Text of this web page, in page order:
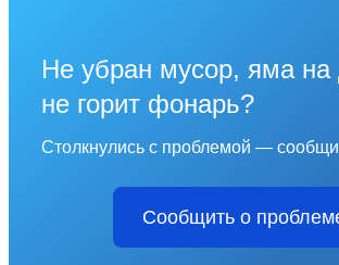
Не убран мусор, яма на
не горит фонарь?
Столкнулись с проблемой —
Сообщить о